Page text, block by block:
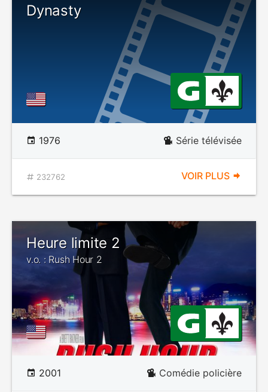
Dynasty
1976 Série télévisée
232762 VOIR PLUS
Heure limite 2
v.o. : Rush Hour 2
2001 Comédie policière